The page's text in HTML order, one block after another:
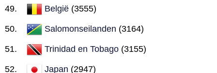
België (3555)
Salomonseilanden (3164)
Trinidad en Tobago (3155)
Japan (2947)